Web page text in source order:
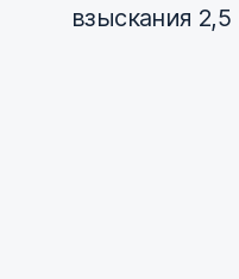
взыскания